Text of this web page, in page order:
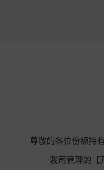
尊敬的各位份额持有
我司管理的【